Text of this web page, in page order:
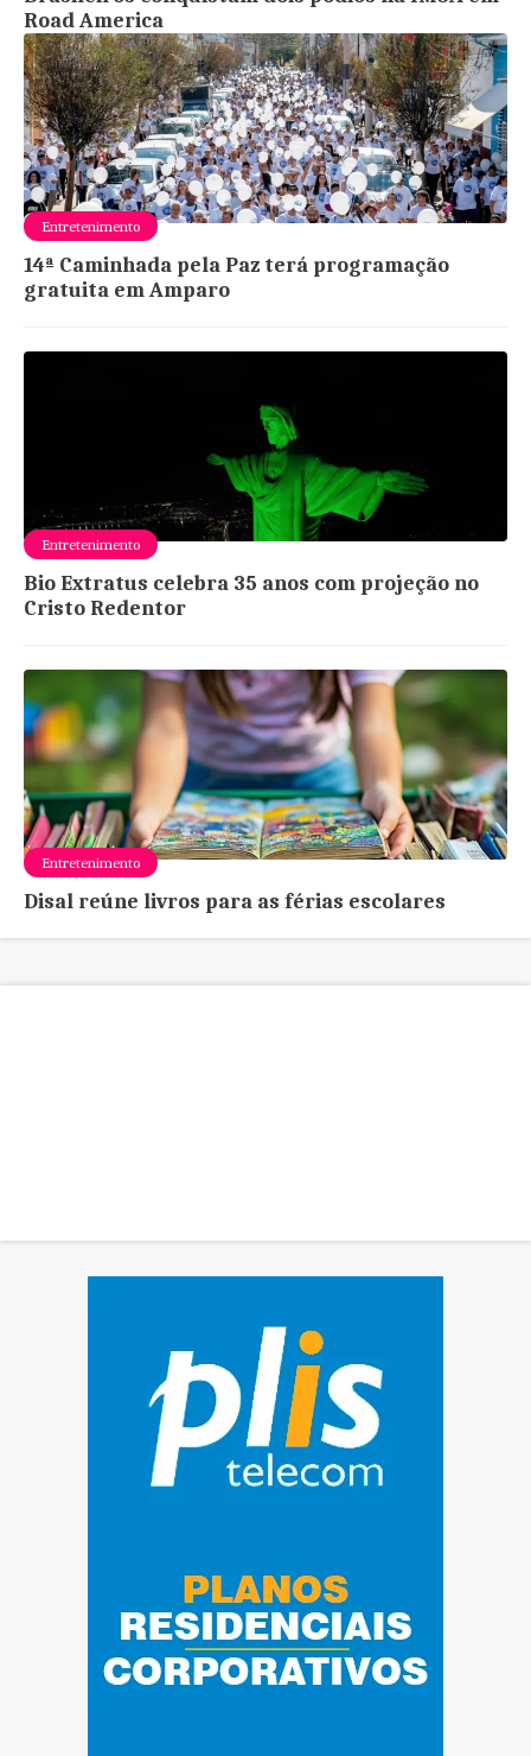
Road America
Entretenimento
14ª Caminhada pela Paz terá programação
gratuita em Amparo
Entretenimento
Bio Extratus celebra 35 anos com projeção no
Cristo Redentor
Entretenimento
Disal reúne livros para as férias escolares